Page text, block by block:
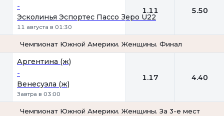
-
Эсколинья Эспортес Пассо Зеро U22
11 августа в 01:30
1.11 5.50
Чемпионат Южной Америки. Женщины. Финал
Аргентина (ж)
-
Венесуэла (ж)
Завтра в 03:00
1.17 4.40
Чемпионат Южной Америки. Женщины. За 3-е место